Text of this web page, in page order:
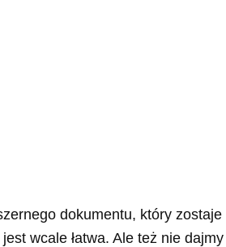
dokumentu, który zostaje
wcale łatwa. Ale też nie